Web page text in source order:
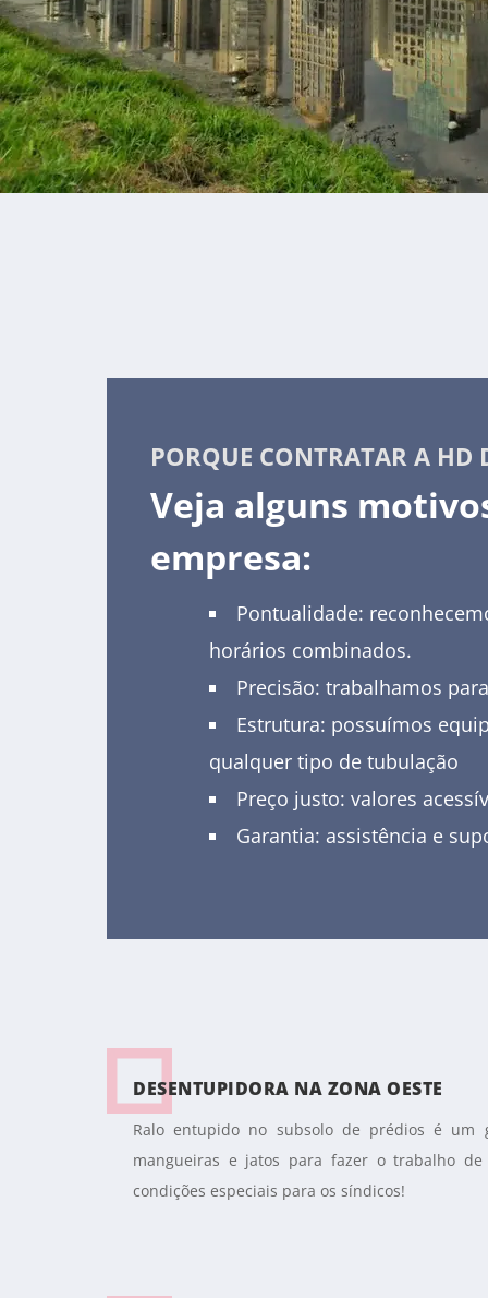
PORQUE CONTRATAR A HD
Veja alguns
empresa:
Pontualidade:
horários combinados.
Precisão: trabalhamos
Estrutura: possuímos
qualquer tipo de tubulação
Preço justo: valores
Garantia: assistência e
DESENTUPIDORA NA ZONA OESTE
Ralo entupido no subsolo de prédios é um
mangueiras e jatos para fazer o trabalho
condições especiais para os síndicos!